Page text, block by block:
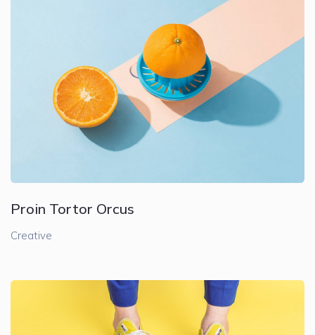
Proin Tortor Orcus
Creative